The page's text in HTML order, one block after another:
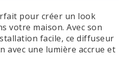
pour créer un look
votre maison. Avec son
facile, ce diffuseur
avec une lumière accrue et